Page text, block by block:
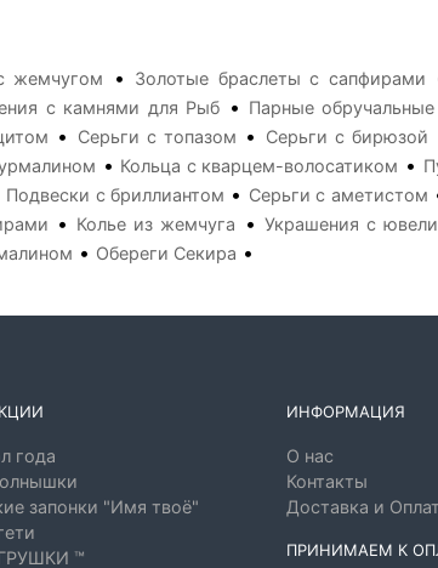
жемчугом • Золотые браслеты с сапфирами
с камнями для Рыб • Парные
• Серьги с топазом • Серьги с бирюзой
• Кольца с кварцем-волосатиком •
Подвески с бриллиантом • Серьги с аметистом
• Колье из жемчуга • Украшения с
• Обереги Секира •
года
запонки "Имя твоё"
™
ИНФОРМАЦИЯ
О нас
Контакты
Доставка и
ПРИНИМАЕМ К